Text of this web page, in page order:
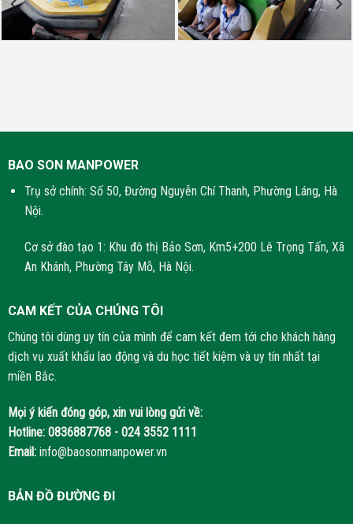
BAO SON MANPOWER
Trụ sở chính: Số 50, Đường Nguyễn Chí Thanh, Phường Láng, Hà
Nội.
Cơ sở đào tạo 1: Khu đô thị Bảo Sơn, Km5+200 Lê Trọng Tấn, Xã
An Khánh, Phường Tây Mỗ, Hà Nội.
CAM KẾT CỦA CHÚNG TÔI
Chúng tôi dùng uy tín của mình để cam kết đem tới cho khách hàng
dịch vụ xuất khẩu lao động và du học tiết kiệm và uy tín nhất tại
miền Bắc.
Mọi ý kiến đóng góp, xin vui lòng gửi về:
Hotline: 0836887768 - 024 3552 1111
Email: info@baosonmanpower.vn
BẢN ĐỒ ĐƯỜNG ĐI